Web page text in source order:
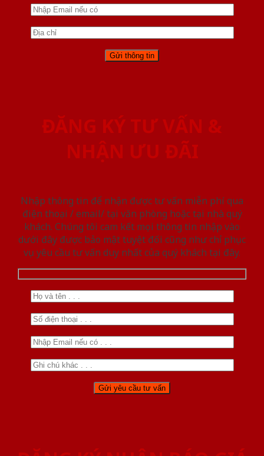
ĐĂNG KÝ TƯ VẤN &
NHẬN ƯU ĐÃI
Nhập thông tin để nhận được tư vấn miễn phí qua
điện thoại / email/ tại văn phòng hoặc tại nhà quý
khách. Chúng tôi cam kết mọi thông tin nhập vào
dưới đây được bảo mật tuyệt đối cũng như chỉ phục
vụ yêu cầu tư vấn duy nhất của quý khách tại đây.